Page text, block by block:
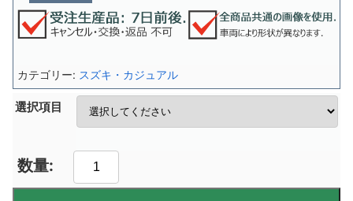
選択項目
カテゴリー: スズキ・カジュアル